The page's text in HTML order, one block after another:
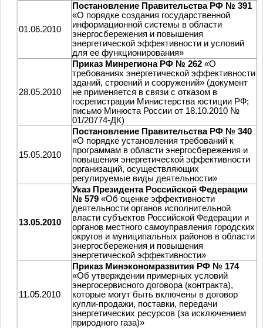
01.06.2010
Постановление Правительства РФ № 391
«О порядке создания государственной
информационной системы в области
энергосбережения и повышения
энергетической эффективности и условий
для ее функционирования»
28.05.2010
Приказ Минрегиона РФ № 262 «О
требованиях энергетической эффективности
зданий, строений и сооружений» (документ
не применяется в связи с отказом в
госрегистрации Министерства юстиции РФ;
письмо Минюста России от 18.10.2010 №
01/20774-ДК)
15.05.2010
Постановление Правительства РФ № 340
«О порядке установления требований к
программам в области энергосбережения и
повышения энергетической эффективности
организаций, осуществляющих
регулируемые виды деятельности»
13.05.2010
Указ Президента Российской Федерации
№ 579 «Об оценке эффективности
деятельности органов исполнительной
власти субъектов Российской Федерации и
органов местного самоуправления городских
округов и муниципальных районов в области
энергосбережения и повышения
энергетической эффективности»
11.05.2010
Приказ Минэкономразвития РФ № 174
«Об утверждении примерных условий
энергосервисного договора (контракта),
которые могут быть включены в договор
купли-продажи, поставки, передачи
энергетических ресурсов (за исключением
природного газа)»